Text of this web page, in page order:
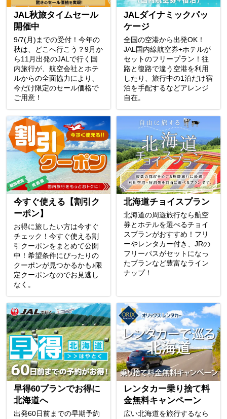
JAL秋旅タイムセール
開催中
9/7(月)までの受付！今年の
秋は、どこへ行こう？9月か
ら11月出発のJALで行く国
内旅行が、航空会社とホテ
ルからの全面協力により、
今だけ限定のセール価格で
ご用意！
JALダイナミックパッ
ケージ
全国の空港から出発OK！
JAL国内線航空券+ホテルが
セットのフリープラン！往
路と復路で違う空港を利用
したり、旅行中の1泊だけ宿
泊を手配するなどアレンジ
自在。
今すぐ使える【割引ク
ーポン】
お得に旅したい方は今すぐ
チェック！今すぐ使える割
引クーポンをまとめて公開
中！希望条件にぴったりの
クーポンが見つかるかも♪限
定クーポンなのでお見逃し
なく。
北海道チョイスプラン
北海道の周遊旅行なら航空
券とホテルを選べるチョイ
スプランがおすすめ！フリ
ーやレンタカー付き、JRの
フリーパスがセットになっ
たプランなど豊富なライン
ナップ！
早得60プランでお得に
北海道へ
出発60日前までの早期予約
レンタカー乗り捨て料
金無料キャンペーン
広い北海道を旅行するなら